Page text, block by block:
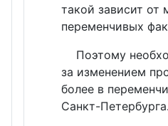
такой зависит от
переменчивых
Поэтому
за изменением
более в
Санкт-Петербурга.